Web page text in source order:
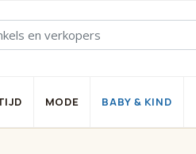
MODE BABY & KIND